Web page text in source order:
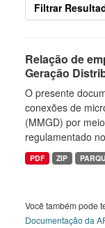
Filtrar
Relação de
Geração
O presente
conexões de
(MMGD) por
regulamentado
PDF ZIP
Você também pode
Documentação da